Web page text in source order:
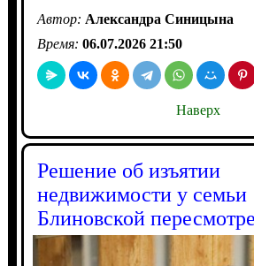
Автор: Александра Синицына
Время: 06.07.2026 21:50
Наверх
Решение об изъятии
недвижимости у семьи
Блиновской